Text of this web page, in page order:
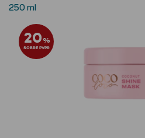
Beauty Season
Beauty Season
Cosmética
Beauty Season
250 ml
20%
SOBRE PVPR